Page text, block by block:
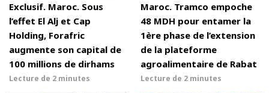
Exclusif. Maroc. Sous
l’effet El Alj et Cap
Holding, Forafric
augmente son capital de
100 millions de dirhams
Lecture de 2 minutes
Maroc. Tramco empoche
48 MDH pour entamer la
1ère phase de l’extension
de la plateforme
agroalimentaire de Rabat
Lecture de 2 minutes